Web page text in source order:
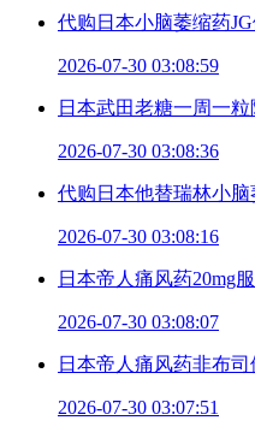
代购日本小脑萎缩药
2026-07-30 03:08:59
日本武田老糖一周一
2026-07-30 03:08:36
代购日本他替瑞林小
2026-07-30 03:08:16
日本帝人痛风药20mg
2026-07-30 03:08:07
日本帝人痛风药非布
2026-07-30 03:07:51